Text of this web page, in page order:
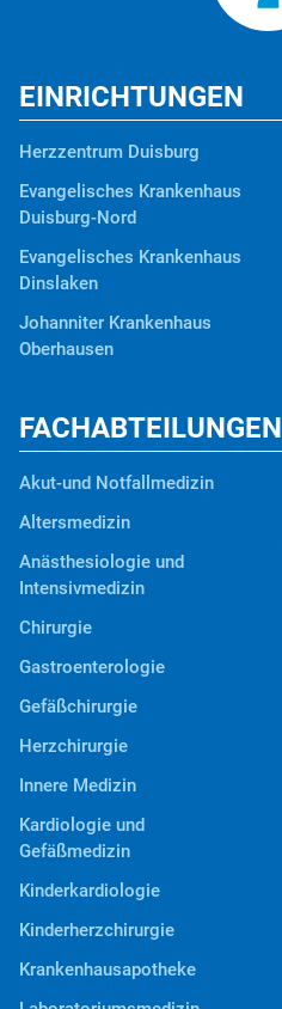
EINRICHTUNGEN
Herzzentrum Duisburg
Evangelisches Krankenhaus
Duisburg-Nord
Evangelisches Krankenhaus
Dinslaken
Johanniter Krankenhaus
Oberhausen
FACHABTEILUNGEN
Akut-und Notfallmedizin
Altersmedizin
Anästhesiologie und
Intensivmedizin
Chirurgie
Gastroenterologie
Gefäßchirurgie
Herzchirurgie
Innere Medizin
Kardiologie und
Gefäßmedizin
Kinderkardiologie
Kinderherzchirurgie
Krankenhausapotheke